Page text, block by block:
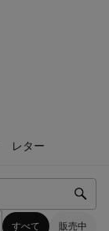
レター
すべて 販売中